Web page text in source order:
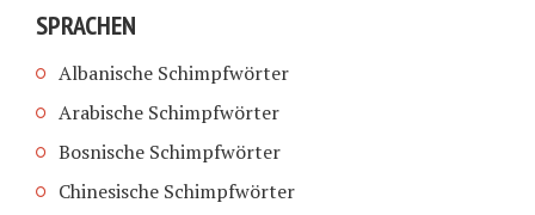
SPRACHEN
Albanische Schimpfwörter
Arabische Schimpfwörter
Bosnische Schimpfwörter
Chinesische Schimpfwörter